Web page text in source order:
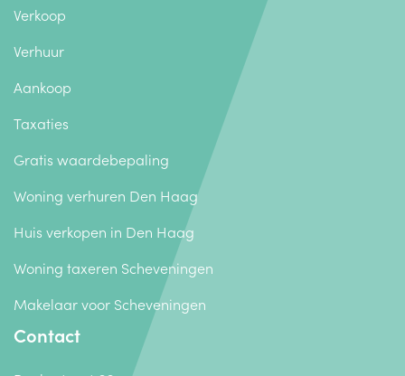
Verkoop
Verhuur
Aankoop
Taxaties
Gratis waardebepaling
Woning verhuren Den Haag
Huis verkopen in Den Haag
Woning taxeren Scheveningen
Makelaar voor Scheveningen
Contact